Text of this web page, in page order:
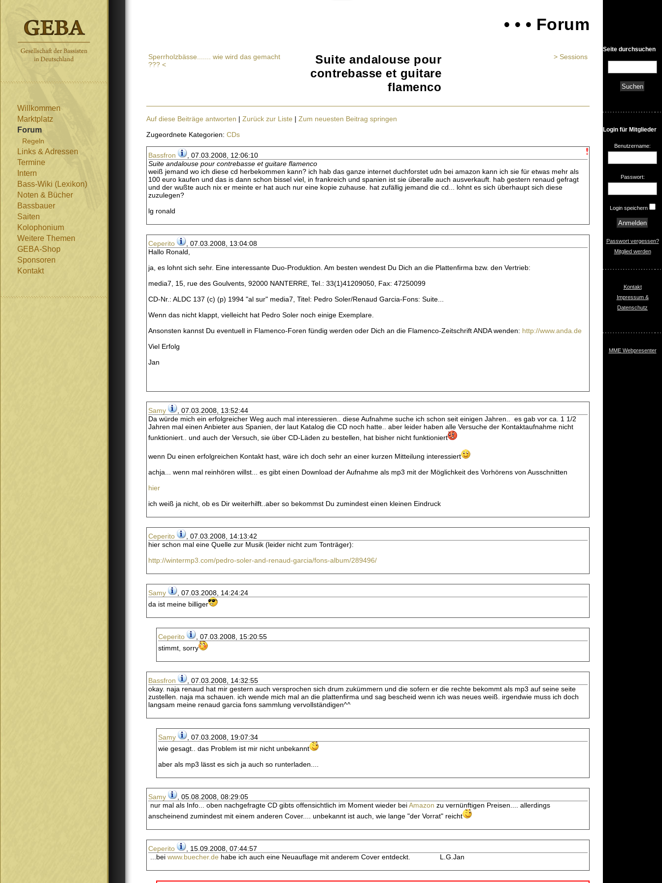
Willkommen
Marktplatz
Forum
Regeln
Links & Adressen
Termine
Intern
Bass-Wiki (Lexikon)
Noten & Bücher
Bassbauer
Saiten
Kolophonium
Weitere Themen
GEBA-Shop
Sponsoren
Kontakt
Seite durchsuchen
Login für Mitglieder
Benutzername:
Passwort:
Login speichern
Passwort vergessen?
Mitglied werden
Kontakt
Impressum &
Datenschutz
MME Webpresenter
• • • Forum
Sperrholzbässe....... wie wird das gemacht
??? <
Suite andalouse pour
contrebasse et guitare
flamenco
> Sessions
Auf diese Beiträge antworten | Zurück zur Liste | Zum neuesten Beitrag springen
Zugeordnete Kategorien: CDs
Bassfron
, 07.03.2008, 12:06:10
Suite andalouse pour contrebasse et guitare flamenco
weiß jemand wo ich diese cd herbekommen kann? ich hab das ganze internet duchforstet udn bei amazon kann ich sie für etwas mehr als
100 euro kaufen und das is dann schon bissel viel, in frankreich und spanien ist sie überalle auch ausverkauft. hab gestern renaud gefragt
und der wußte auch nix er meinte er hat auch nur eine kopie zuhause. hat zufällig jemand die cd... lohnt es sich überhaupt sich diese
zuzulegen?
lg ronald
Ceperito
, 07.03.2008, 13:04:08
Hallo Ronald,
ja, es lohnt sich sehr. Eine interessante Duo-Produktion. Am besten wendest Du Dich an die Plattenfirma bzw. den Vertrieb:
media7, 15, rue des Goulvents, 92000 NANTERRE, Tel.: 33(1)41209050, Fax: 47250099
CD-Nr.: ALDC 137 (c) (p) 1994 "al sur" media7, Titel: Pedro Soler/Renaud Garcia-Fons: Suite...
Wenn das nicht klappt, vielleicht hat Pedro Soler noch einige Exemplare.
Ansonsten kannst Du eventuell in Flamenco-Foren fündig werden oder Dich an die Flamenco-Zeitschrift ANDA wenden: http://www.anda.de
Viel Erfolg
Jan
Samy
, 07.03.2008, 13:52:44
Da würde mich ein erfolgreicher Weg auch mal interessieren.. diese Aufnahme suche ich schon seit einigen Jahren.. es gab vor ca. 1 1/2
Jahren mal einen Anbieter aus Spanien, der laut Katalog die CD noch hatte.. aber leider haben alle Versuche der Kontaktaufnahme nicht
funktioniert.. und auch der Versuch, sie über CD-Läden zu bestellen, hat bisher nicht funktioniert
wenn Du einen erfolgreichen Kontakt hast, wäre ich doch sehr an einer kurzen Mitteilung interessiert
achja... wenn mal reinhören willst... es gibt einen Download der Aufnahme als mp3 mit der Möglichkeit des Vorhörens von Ausschnitten
hier
ich weiß ja nicht, ob es Dir weiterhilft..aber so bekommst Du zumindest einen kleinen Eindruck
Ceperito
, 07.03.2008, 14:13:42
hier schon mal eine Quelle zur Musik (leider nicht zum Tonträger):
http://wintermp3.com/pedro-soler-and-renaud-garcia/fons-album/289496/
Samy
, 07.03.2008, 14:24:24
da ist meine billiger
Ceperito
, 07.03.2008, 15:20:55
stimmt, sorry
Bassfron
, 07.03.2008, 14:32:55
okay. naja renaud hat mir gestern auch versprochen sich drum zukümmern und die sofern er die rechte bekommt als mp3 auf seine seite
zustellen. naja ma schauen. ich wende mich mal an die plattenfirma und sag bescheid wenn ich was neues weiß. irgendwie muss ich doch
langsam meine renaud garcia fons sammlung vervollständigen^^
Samy
, 07.03.2008, 19:07:34
wie gesagt.. das Problem ist mir nicht unbekannt
aber als mp3 lässt es sich ja auch so runterladen....
Samy
, 05.08.2008, 08:29:05
nur mal als Info... oben nachgefragte CD gibts offensichtlich im Moment wieder beiAmazon zu vernünftigen Preisen.... allerdings
anscheinend zumindest mit einem anderen Cover.... unbekannt ist auch, wie lange "der Vorrat" reicht
Ceperito
, 15.09.2008, 07:44:57
...bei www.buecher.de habe ich auch eine Neuauflage mit anderem Cover entdeckt. L.G.Jan